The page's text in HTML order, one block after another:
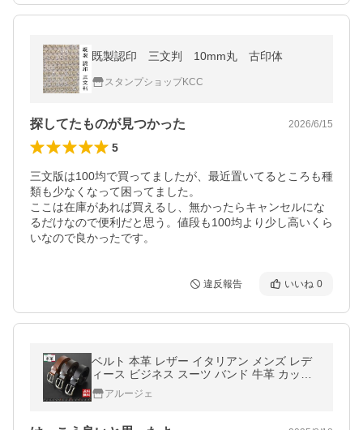
既製認印 三文判 10mm丸 古印体
スタンプショップKCC
探してたものが見つかった 2026/6/15
5
三文版は100均で買ってましたが、最近置いてるところも種
類も少なくなって困ってました。
ここは在庫があれば買えるし、無かったらキャンセルにな
るだけなので便利だと思う。値段も100均より少し高いくら
いなので良かったです。
違反報告 いいね 0
ベルト 本革 レザー イタリアン メンズ レデ
ィース ビジネス スーツ バンド 牛革 カット
可能 サイズ調節 セール mens 爆買
アルージェ